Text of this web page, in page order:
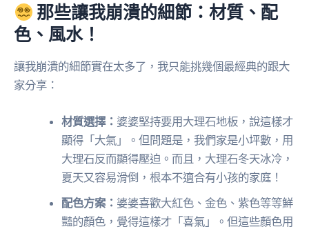
那些讓我崩潰的細節：材質、配
色、風水！
讓我崩潰的細節實在太多了，我只能挑幾個最經典的跟大
家分享：
材質選擇： 婆婆堅持要用大理石地板，說這樣才
顯得「大氣」。但問題是，我們家是小坪數，用
大理石反而顯得壓迫。而且，大理石冬天冰冷，
夏天又容易滑倒，根本不適合有小孩的家庭！
配色方案： 婆婆喜歡大紅色、金色、紫色等等鮮
豔的顏色，覺得這樣才「喜氣」。但這些顏色用